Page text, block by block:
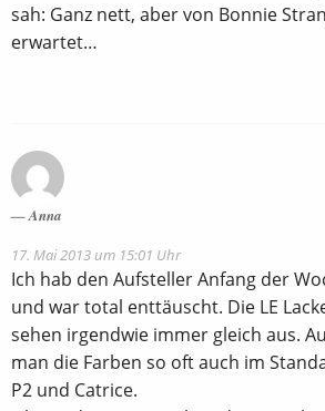
sah: Ganz nett, aber von Bonnie
erwartet…
Anna
17. Mai 2013 um 15:01 Uhr
Ich hab den Aufsteller Anfang der
und war total enttäuscht. Die LE
sehen irgendwie immer gleich aus.
man die Farben so oft auch im
P2 und Catrice.